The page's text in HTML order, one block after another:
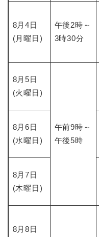
8月4日
(月曜日)
午後2時～
3時30分
8月5日
(火曜日)
午前9時～
午後5時
8月6日
(水曜日)
8月7日
(木曜日)
8月8日